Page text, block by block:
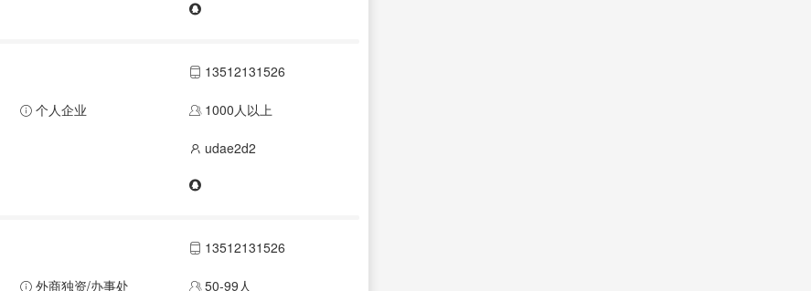
13512131526
个人企业 1000人以上
udae2d2
13512131526
外商独资/办事处 50-99人